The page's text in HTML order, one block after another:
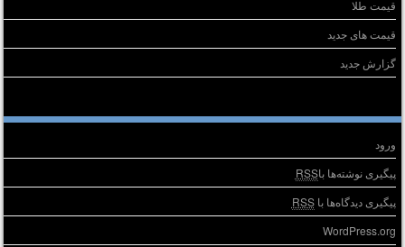
قیمت طلا
قیمت های جدید
گزارش جدید
ورود
پیگیری نوشته‌ها باRSS
پیگیری دیدگاه‌ها باRSS
WordPress.org